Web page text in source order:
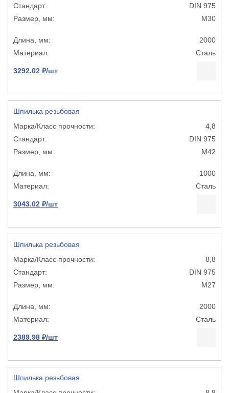
DIN 975
М30
2000
Сталь
3292.02 ₽/шт
Шпилька резьбовая
4,8
DIN 975
М42
1000
Сталь
3043.02 ₽/шт
Шпилька резьбовая
8,8
DIN 975
М27
2000
Сталь
2389.98 ₽/шт
Шпилька резьбовая